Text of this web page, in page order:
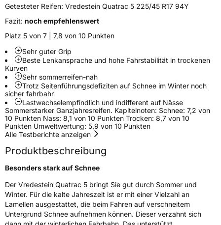
ZustandNeureifen
EU Label
Effizienz
NasshaftungC
Rollgeräusch (Klasse)B
Rollgeräusch (dB)69
FahrzeugklasseC1
Eisgrip
EPREL ID554210
Getesteter Reifen: Vredestein Quatrac 5 225/45 R17 94Y
Fazit: noch empfehlenswert
Platz 5 von 7 | 7,8 von 10 Punkten
Sehr guter Grip
Beste Lenkansprache und hohe Fahrstabilität in trockenen
Kurven
Sehr sommerreifen-nah
Trotz Seitenführungsdefiziten auf Schnee im Winter noch
sicher fahrbahr
Lastwechselempfindlich und indifferent auf Nässe
Sommerstarker Ganzjahresreifen. Kapitelnoten: Schnee: 7,2 von
10 Punkten Nass: 8,1 von 10 Punkten Trocken: 8,7 von 10
Punkten Umweltwertung: 5,9 von 10 Punkten
Alle Testberichte anzeigen
Produktbeschreibung
Besonders stark auf Schnee
Der Vredestein Quatrac 5 bringt Sie gut durch Sommer und
Winter. Für die kalte Jahreszeit ist er mit einer Vielzahl an
Lamellen ausgestattet, die beim Fahren auf verschneitem
Untergrund Schnee aufnehmen können. Dieser verzahnt sich